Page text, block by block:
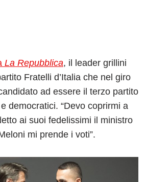
La Repubblica, il leader grillini
Fratelli d’Italia che nel giro
ad essere il terzo partito
democratici. “Devo coprirmi a
ai suoi fedelissimi il ministro
mi prende i voti”.